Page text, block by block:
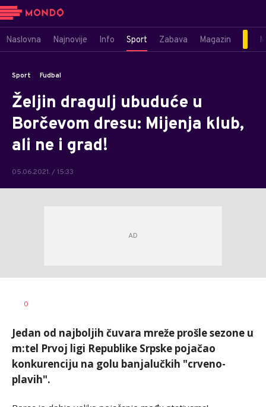
Naslovna Najnovije Info Sport Zabava Magazin
Sport Fudbal
Željin dragulj ubuduće u
Borčevom dresu: Mijenja klub,
ali ne i grad!
05.06.2021. / 15:33
AUTOR
0
Jedan od najboljih čuvara mreže prošle sezone u
m:tel Prvoj ligi Republike Srpske pojačao
konkurenciju na golu banjalučkih "crveno-
plavih".